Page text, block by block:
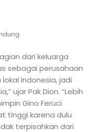
dari keluarga
sebagai perusahaan
Indonesia, jadi
ujar Pak Dion. “Lebih
Gino Feruci
tinggi karena dulu
terpisahkan dari